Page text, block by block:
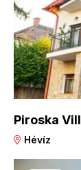
Piroska
Hévíz